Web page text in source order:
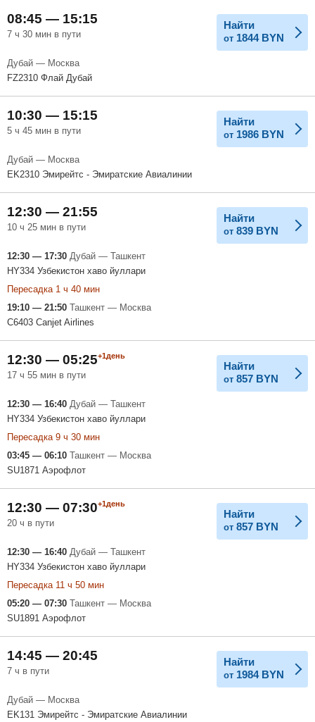
08:45 — 15:15
7 ч 30 мин в пути
Найти
от 1844 BYN
Дубай — Москва
FZ2310 Флай Дубай
10:30 — 15:15
5 ч 45 мин в пути
Найти
от 1986 BYN
Дубай — Москва
EK2310 Эмирейтс - Эмиратские Авиалинии
12:30 — 21:55
10 ч 25 мин в пути
Найти
от 839 BYN
12:30 — 17:30 Дубай — Ташкент
HY334 Узбекистон хаво йуллари
Пересадка 1 ч 40 мин
19:10 — 21:50 Ташкент — Москва
C6403 Canjet Airlines
12:30 — 05:25+1день
17 ч 55 мин в пути
Найти
от 857 BYN
12:30 — 16:40 Дубай — Ташкент
HY334 Узбекистон хаво йуллари
Пересадка 9 ч 30 мин
03:45 — 06:10 Ташкент — Москва
SU1871 Аэрофлот
12:30 — 07:30+1день
20 ч в пути
Найти
от 857 BYN
12:30 — 16:40 Дубай — Ташкент
HY334 Узбекистон хаво йуллари
Пересадка 11 ч 50 мин
05:20 — 07:30 Ташкент — Москва
SU1891 Аэрофлот
14:45 — 20:45
7 ч в пути
Найти
от 1984 BYN
Дубай — Москва
EK131 Эмирейтс - Эмиратские Авиалинии